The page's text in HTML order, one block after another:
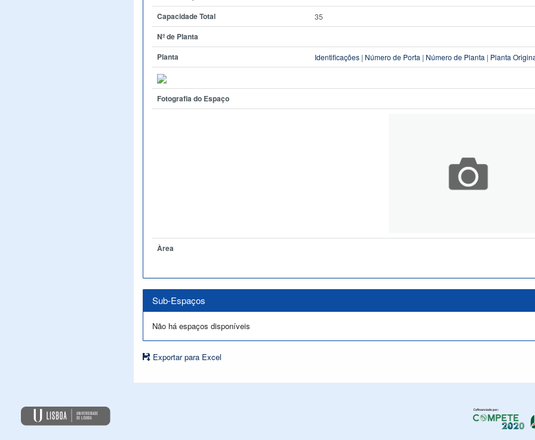
Capacidade Total 35
Nº de Planta
Planta
Identificações | Número de Porta | Número de Planta | Planta
Fotografia do Espaço
Àrea
Sub-Espaços
Não há espaços disponíveis
Exportar para Excel